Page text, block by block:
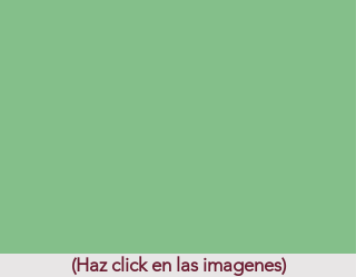
(Haz click en las imagenes)